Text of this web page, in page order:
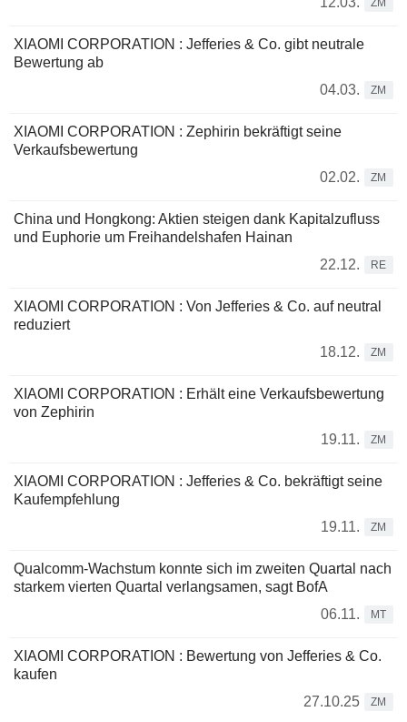
ZM
XIAOMI CORPORATION : Jefferies & Co. gibt neutrale
Bewertung ab
04.03.
ZM
XIAOMI CORPORATION : Zephirin bekräftigt seine
Verkaufsbewertung
02.02.
ZM
China und Hongkong: Aktien steigen dank Kapitalzufluss
und Euphorie um Freihandelshafen Hainan
22.12.
RE
XIAOMI CORPORATION : Von Jefferies & Co. auf neutral
reduziert
18.12.
ZM
XIAOMI CORPORATION : Erhält eine Verkaufsbewertung
von Zephirin
19.11.
ZM
XIAOMI CORPORATION : Jefferies & Co. bekräftigt seine
Kaufempfehlung
19.11.
ZM
Qualcomm-Wachstum konnte sich im zweiten Quartal nach
starkem vierten Quartal verlangsamen, sagt BofA
06.11.
MT
XIAOMI CORPORATION : Bewertung von Jefferies & Co.
kaufen
27.10.25
ZM